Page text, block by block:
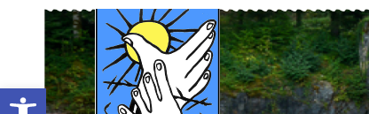
Ouvrir la barre d’outils